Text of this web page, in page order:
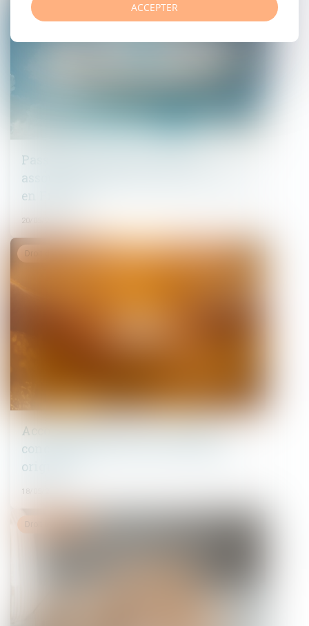
Passoires thermiques : vers un
assouplissement des règles de location
en France ?
20/05/2026
Accouchement sous X : comment
concilier droit au secret et accès aux
origines ?
18/05/2026
Droit de la famille, des personnes et de leur patrimoine
Droit immobilier
ACCEPTER